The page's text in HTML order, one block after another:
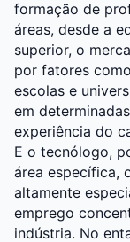
formação de
áreas, desde a
superior, o
por fatores
escolas e
em
experiência do
E o tecnólogo,
área específica,
altamente
emprego
indústria. No